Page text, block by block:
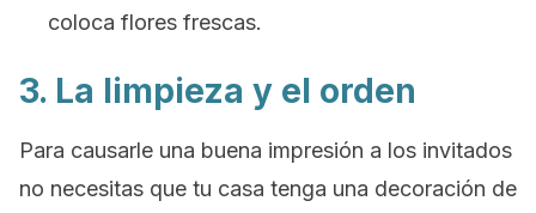
coloca flores frescas.
3. La limpieza y el orden
Para causarle una buena impresión a los invitados
no necesitas que tu casa tenga una decoración de